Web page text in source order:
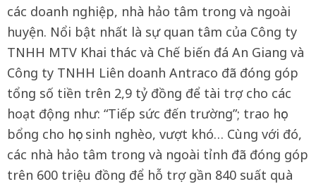
các doanh nghiệp, nhà hảo tâm trong và ngoài
huyện. Nổi bật nhất là sự quan tâm của Công ty
TNHH MTV Khai thác và Chế biến đá An Giang và
Công ty TNHH Liên doanh Antraco đã đóng góp
tổng số tiền trên 2,9 tỷ đồng để tài trợ cho các
hoạt động như: “Tiếp sức đến trường”; trao học
bổng cho học sinh nghèo, vượt khó… Cùng với đó,
các nhà hảo tâm trong và ngoài tỉnh đã đóng góp
trên 600 triệu đồng để hỗ trợ gần 840 suất quà